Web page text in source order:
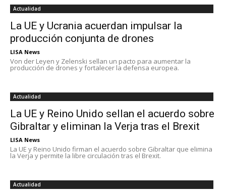
Actualidad
La UE y Ucrania acuerdan impulsar la
producción conjunta de drones
LISA News
Von der Leyen y Zelenski sellan un pacto para aumentar la
producción de drones y fortalecer la defensa europea.
Actualidad
La UE y Reino Unido sellan el acuerdo sobre
Gibraltar y eliminan la Verja tras el Brexit
LISA News
La UE y Reino Unido firman el acuerdo sobre Gibraltar que elimina
la Verja y permite la libre circulación tras el Brexit.
Actualidad